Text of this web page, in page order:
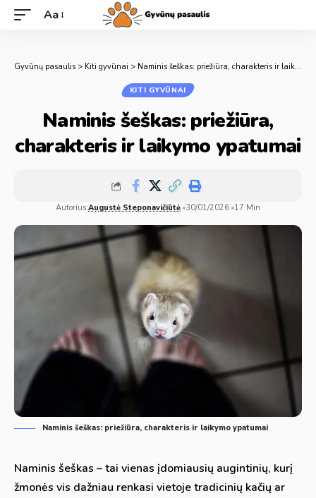
Aa
Gyvūnų pasaulis > Kiti gyvūnai > Naminis šeškas: priežiūra, charakteris ir laikymo ypatumai
KITI GYVŪNAI
Naminis šeškas: priežiūra,
charakteris ir laikymo ypatumai
Autorius:Augustė Steponavičiūtė 30/01/2026 17 Min
Naminis šeškas: priežiūra, charakteris ir laikymo ypatumai
Naminis šeškas – tai vienas įdomiausių augintinių, kurį
žmonės vis dažniau renkasi vietoje tradicinių kačių ar